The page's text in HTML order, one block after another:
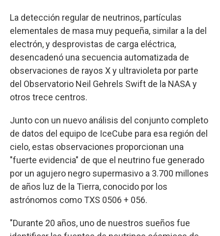
La detección regular de neutrinos, partículas
elementales de masa muy pequeña, similar a la del
electrón, y desprovistas de carga eléctrica,
desencadenó una secuencia automatizada de
observaciones de rayos X y ultravioleta por parte
del Observatorio Neil Gehrels Swift de la NASA y
otros trece centros.
Junto con un nuevo análisis del conjunto completo
de datos del equipo de IceCube para esa región del
cielo, estas observaciones proporcionan una
"fuerte evidencia" de que el neutrino fue generado
por un agujero negro supermasivo a 3.700 millones
de años luz de la Tierra, conocido por los
astrónomos como TXS 0506 + 056.
"Durante 20 años, uno de nuestros sueños fue